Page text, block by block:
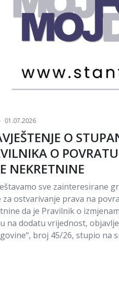
01.07.2026
O
O
NEKRETNINE
sve zainteresirane
za ostvarivanje prava na
da je Pravilnik o
na dodatu vrijednost,
broj 45/26, stupio na